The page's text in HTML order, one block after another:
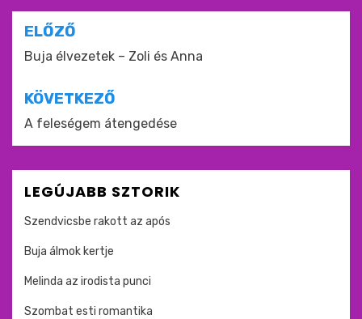
Bejegyzés
navigáció
ELŐZŐ
Buja élvezetek – Zoli és Anna
KÖVETKEZŐ
A feleségem átengedése
LEGÚJABB SZTORIK
Szendvicsbe rakott az após
Buja álmok kertje
Melinda az irodista punci
Szombat esti romantika